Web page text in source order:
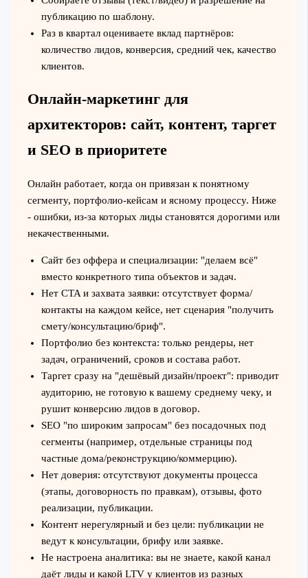
публикацию по шаблону.
Раз в квартал оцениваете вклад партнёров:
количество лидов, конверсия, средний чек, качество
клиентов.
Онлайн-маркетинг для
архитекторов: сайт, контент, таргет
и SEO в приоритете
Онлайн работает, когда он привязан к понятному
сегменту, портфолио-кейсам и ясному процессу. Ниже
- ошибки, из-за которых лиды становятся дорогими или
некачественными.
Сайт без оффера и специализации: "делаем всё"
вместо конкретного типа объектов и задач.
Нет CTA и захвата заявки: отсутствует форма/
контакты на каждом кейсе, нет сценария "получить
смету/консультацию/бриф".
Портфолио без контекста: только рендеры, нет
задач, ограничений, сроков и состава работ.
Таргет сразу на "дешёвый дизайн/проект": приводит
аудиторию, не готовую к вашему среднему чеку, и
рушит конверсию лидов в договор.
SEO "по широким запросам" без посадочных под
сегменты (например, отдельные страницы под
частные дома/реконструкцию/коммерцию).
Нет доверия: отсутствуют документы процесса
(этапы, договорность по правкам), отзывы, фото
реализации, публикации.
Контент нерегулярный и без цели: публикации не
ведут к консультации, брифу или заявке.
Не настроена аналитика: вы не знаете, какой канал
даёт лиды и какой LTV у клиентов из разных